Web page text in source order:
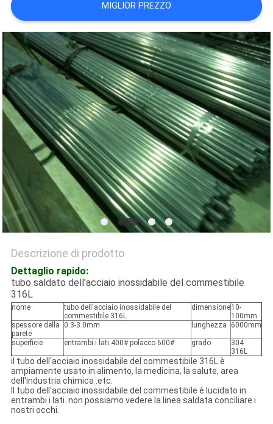
MAPPA
DEL
SITO
PRIVACY
POLICY
MIGLIOR PREZZO
Descrizione di prodotto
Dettaglio rapido:
tubo saldato dell'acciaio inossidabile del commestibile
316L
nome
tubo dell'acciaio inossidabile del
commestibile 316L
dimensione10-
100mm
spessore della
parete
0.3-3.0mm lunghezza 6000mm
superficie entrambi i lati 400# polacco 600# grado
304
316L
il tubo dell'acciaio inossidabile del commestibile 316L è
ampiamente usato in alimento, la medicina, la salute, area
dell'industria chimica .etc.
Il tubo dell'acciaio inossidabile del commestibile è lucidato in
entrambi i lati. non possiamo vedere la linea saldata conciliare i
nostri occhi.